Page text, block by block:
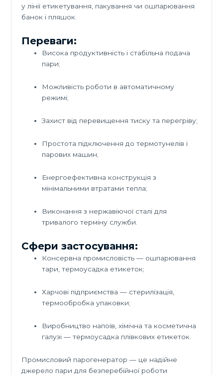
у лінії етикетування, пакування чи ошпарювання
банок і пляшок.
Переваги:
Висока продуктивність і стабільна подача
пари;
Можливість роботи в автоматичному
режимі;
Захист від перевищення тиску та перегріву;
Простота підключення до термотунелів і
парових машин;
Енергоефективна конструкція з
мінімальними втратами тепла;
Виконання з нержавіючої сталі для
тривалого терміну служби.
Сфери застосування:
Консервна промисловість — ошпарювання
тари, термоусадка етикеток;
Харчові підприємства — стерилізація,
термообробка упаковки;
Виробництво напоїв, хімічна та косметична
галузі — термоусадка плівкових етикеток.
Промисловий парогенератор — це надійне
джерело пари для безперебійної роботи